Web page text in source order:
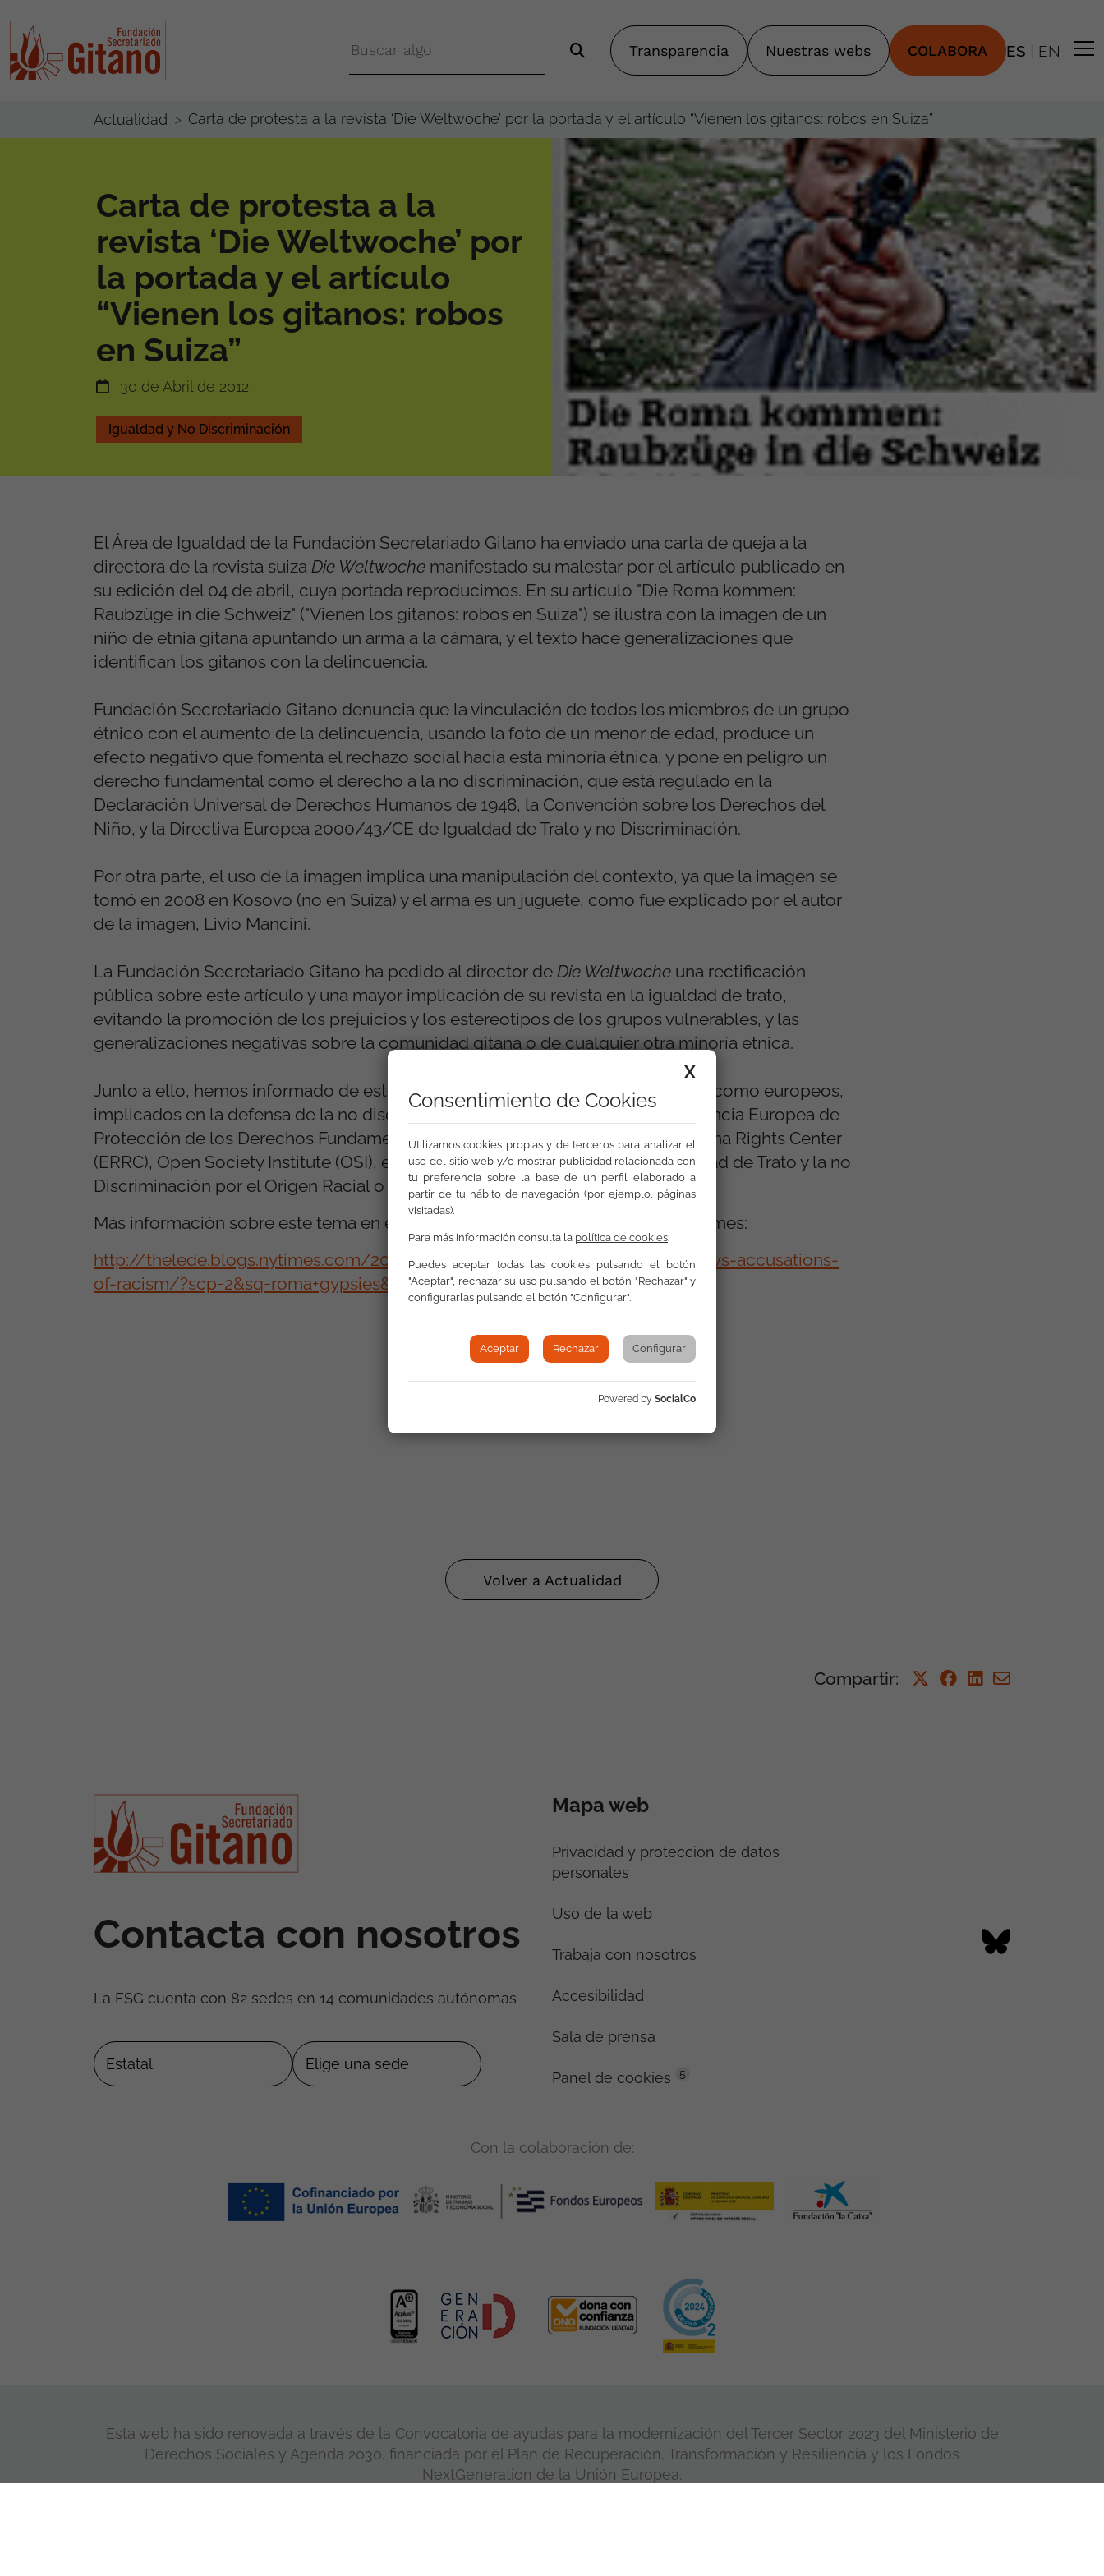
Transparencia Nuestras webs COLABORA ES EN
Actualidad Carta de protesta a la revista ‘Die Weltwoche’ por la portada y el artículo “Vienen los gitanos: robos en Suiza”
Carta de protesta a la
revista ‘Die Weltwoche’ por
la portada y el artículo
“Vienen los gitanos: robos
en Suiza”
30 de Abril de 2012
Igualdad y No Discriminación
El Área de Igualdad de la Fundación Secretariado Gitano ha enviado una carta de queja a la
directora de la revista suiza Die Weltwoche manifestado su malestar por el artículo publicado en
su edición del 04 de abril, cuya portada reproducimos. En su artículo "Die Roma kommen:
Raubzüge in die Schweiz" ("Vienen los gitanos: robos en Suiza") se ilustra con la imagen de un
niño de etnia gitana apuntando un arma a la cámara, y el texto hace generalizaciones que
identifican los gitanos con la delincuencia.
Fundación Secretariado Gitano denuncia que la vinculación de todos los miembros de un grupo
étnico con el aumento de la delincuencia, usando la foto de un menor de edad, produce un
efecto negativo que fomenta el rechazo social hacia esta minoría étnica, y pone en peligro un
derecho fundamental como el derecho a la no discriminación, que está regulado en la
Declaración Universal de Derechos Humanos de 1948, la Convención sobre los Derechos del
Niño, y la Directiva Europea 2000/43/CE de Igualdad de Trato y no Discriminación.
Por otra parte, el uso de la imagen implica una manipulación del contexto, ya que la imagen se
tomó en 2008 en Kosovo (no en Suiza) y el arma es un juguete, como fue explicado por el autor
de la imagen, Livio Mancini.
La Fundación Secretariado Gitano ha pedido al director de Die Weltwoche una rectificación
pública sobre este artículo y una mayor implicación de su revista en la igualdad de trato,
evitando la promoción de los prejuicios y los estereotipos de los grupos vulnerables, y las
generalizaciones negativas sobre la comunidad gitana o de cualquier otra minoría étnica.
Junto a ello, hemos informado de este caso a diversos organismos nacionales como europeos,
implicados en la defensa de la no discriminación; el Consejo de Europa, la Agencia Europea de
Protección de los Derechos Fundamentales (FRA), la Red ENAR, European Roma Rights Center
(ERRC), Open Society Institute (OSI), el Consejo para la Promoción de la Igualdad de Trato y la no
Discriminación por el Origen Racial o Étnico, etc.
Más información sobre este tema en el Blog de “The Lede” de The New York Times:
http://thelede.blogs.nytimes.com/2012/04/12/cover-of-swiss-magazine-draws-accusations-
of-racism/?scp=2&sq=roma+gypsies&st=cse
Galería
Volver a Actualidad
Compartir:
Contacta con nosotros
La FSG cuenta con 82 sedes en 14 comunidades autónomas
Mapa web
Privacidad y protección de datos
personales
Uso de la web
Trabaja con nosotros
Accesibilidad
Sala de prensa
Panel de cookies 5
Con la colaboración de:
Esta web ha sido renovada a través de la Convocatoria de ayudas para la modernización del Tercer Sector 2023 del Ministerio de
Derechos Sociales y Agenda 2030, financiada por el Plan de Recuperación, Transformación y Resiliencia y los Fondos
NextGeneration de la Unión Europea.
X
Consentimiento de Cookies
Utilizamos cookies propias y de terceros para analizar el
uso del sitio web y/o mostrar publicidad relacionada con
tu preferencia sobre la base de un perfil elaborado a
partir de tu hábito de navegación (por ejemplo, páginas
visitadas).
Para más información consulta la política de cookies.
Puedes aceptar todas las cookies pulsando el botón
"Aceptar", rechazar su uso pulsando el botón "Rechazar" y
configurarlas pulsando el botón "Configurar".
Aceptar Rechazar Configurar
Powered by SocialCo